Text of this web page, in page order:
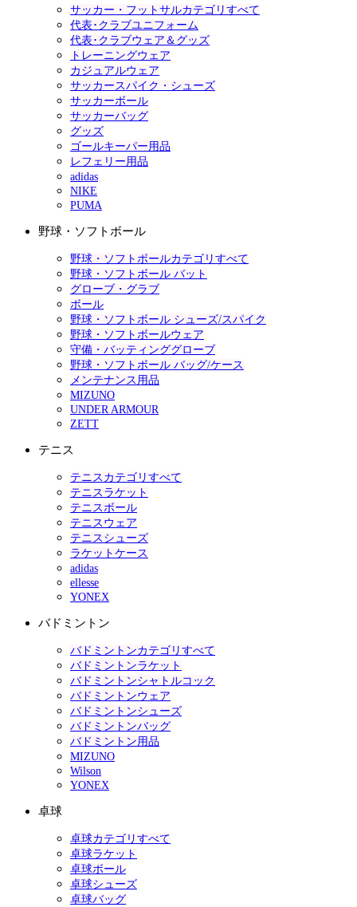
サッカー・フットサルカテゴリすべて
代表･クラブユニフォーム
代表･クラブウェア＆グッズ
トレーニングウェア
カジュアルウェア
サッカースパイク・シューズ
サッカーボール
サッカーバッグ
グッズ
ゴールキーパー用品
レフェリー用品
adidas
NIKE
PUMA
野球・ソフトボール
野球・ソフトボールカテゴリすべて
野球・ソフトボール バット
グローブ・グラブ
ボール
野球・ソフトボール シューズ/スパイク
野球・ソフトボールウェア
守備・バッティンググローブ
野球・ソフトボール バッグ/ケース
メンテナンス用品
MIZUNO
UNDER ARMOUR
ZETT
テニス
テニスカテゴリすべて
テニスラケット
テニスボール
テニスウェア
テニスシューズ
ラケットケース
adidas
ellesse
YONEX
バドミントン
バドミントンカテゴリすべて
バドミントンラケット
バドミントンシャトルコック
バドミントンウェア
バドミントンシューズ
バドミントンバッグ
バドミントン用品
MIZUNO
Wilson
YONEX
卓球
卓球カテゴリすべて
卓球ラケット
卓球ボール
卓球シューズ
卓球バッグ